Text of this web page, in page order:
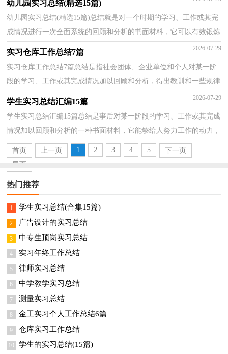
幼儿园实习总结(精选15篇)
幼儿园实习总结(精选15篇)总结就是对一个时期的学习、工作或其完
成情况进行一次全面系统的回顾和分析的书面材料，它可以有效锻炼
我们的语言组织能力，让我们一起来学习写总结吧...
实习仓库工作总结7篇 2026-07-29
实习仓库工作总结7篇总结是指社会团体、企业单位和个人对某一阶
段的学习、工作或其完成情况加以回顾和分析，得出教训和一些规律
性认识的一种书面材料，它可使零星的、肤浅的、...
学生实习总结汇编15篇 2026-07-29
学生实习总结汇编15篇总结是事后对某一阶段的学习、工作或其完成
情况加以回顾和分析的一种书面材料，它能够给人努力工作的动力，
不妨让我们认真地完成总结吧。那么你真的懂得怎...
首页 上一页 1 2 3 4 5
下一页
尾页
热门推荐
1 学生实习总结(合集15篇)
2 广告设计的实习总结
3 中专生顶岗实习总结
4 实习年终工作总结
5 律师实习总结
6 中学教学实习总结
7 测量实习总结
8 金工实习个人工作总结6篇
9 仓库实习工作总结
10 学生的实习总结(15篇)